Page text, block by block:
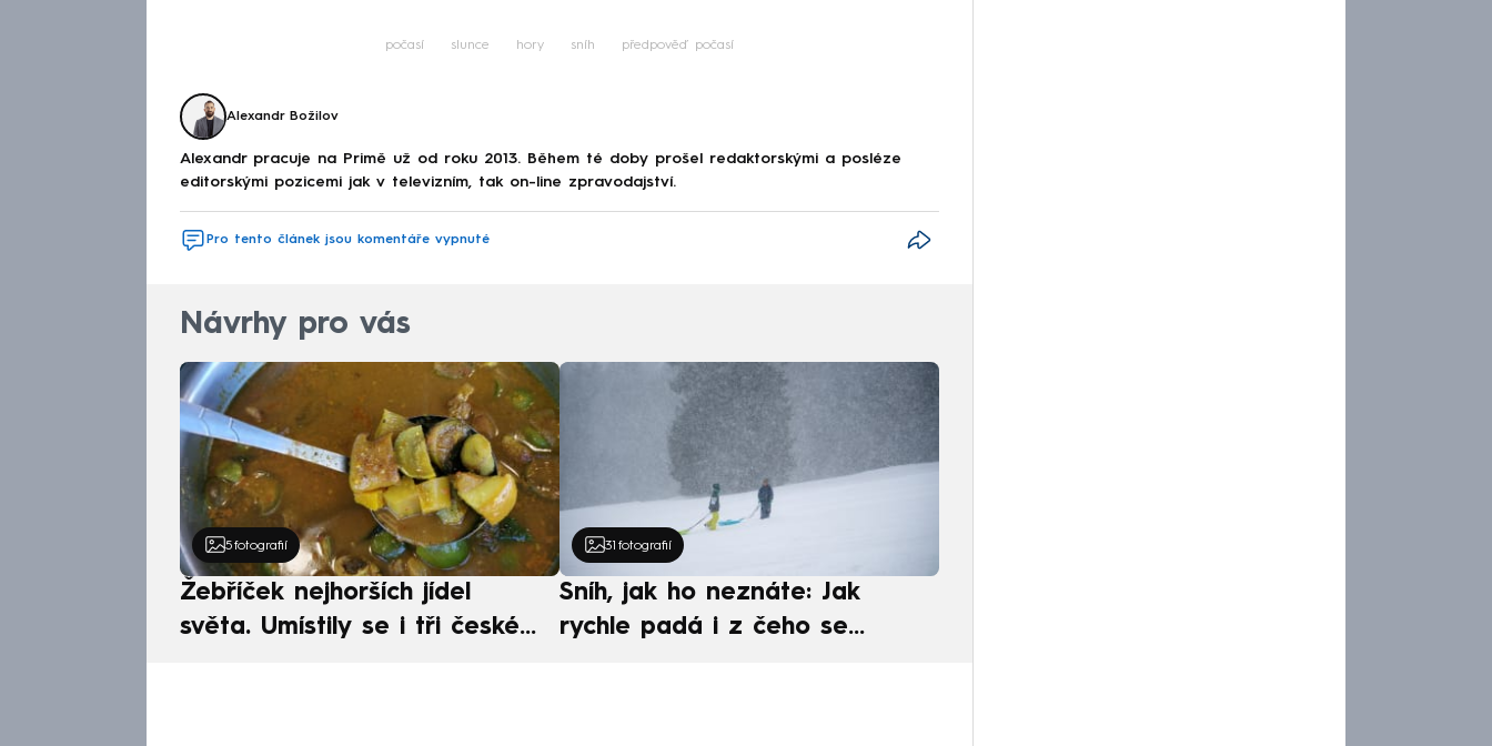
počasí slunce hory sníh předpověď počasí
Alexandr Božilov
Alexandr pracuje na Primě už od roku 2013. Během té doby prošel redaktorskými a posléze
editorskými pozicemi jak v televizním, tak on-line zpravodajství.
Pro tento článek jsou komentáře vypnuté
Návrhy pro vás
5 fotografií
Žebříček nejhorších jídel
světa. Umístily se i tři české
31 fotografií
Sníh, jak ho neznáte: Jak
rychle padá i z čeho se